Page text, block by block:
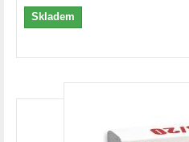
Skladem